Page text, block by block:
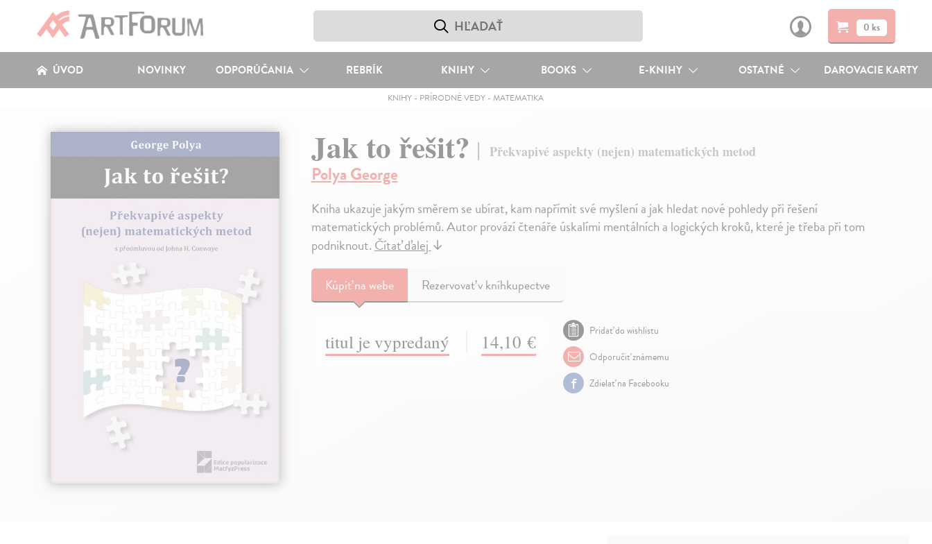
0 ks
ÚVOD NOVINKY ODPORÚČANIA REBRÍK KNIHY BOOKS E-KNIHY OSTATNÉ DAROVACIE KARTY
KNIHY - PRÍRODNÉ VEDY -MATEMATIKA
Jak to řešit? Překvapivé aspekty (nejen) matematických metod
Polya George
Kniha ukazuje jakým směrem se ubírat, kam napřímit své myšlení a jak hledat nové pohledy při řešení
matematických problémů. Autor provází čtenáře úskalími mentálních a logických kroků, které je třeba při tom
podniknout.Čítať ďalej↓
Kúpiťna webe Rezervovať v kníhkupectve
titul je vypredaný 14,10 €
Pridať do wishlistu
Odporučiť známemu
Zdielať na Facebooku